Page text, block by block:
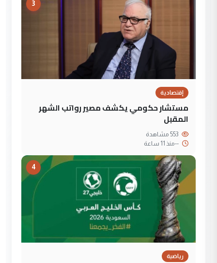
3
إقتصادية
مستشار حكومي يكشف مصير رواتب الشهر
المقبل
--منذ 11 ساعة
4
رياضية